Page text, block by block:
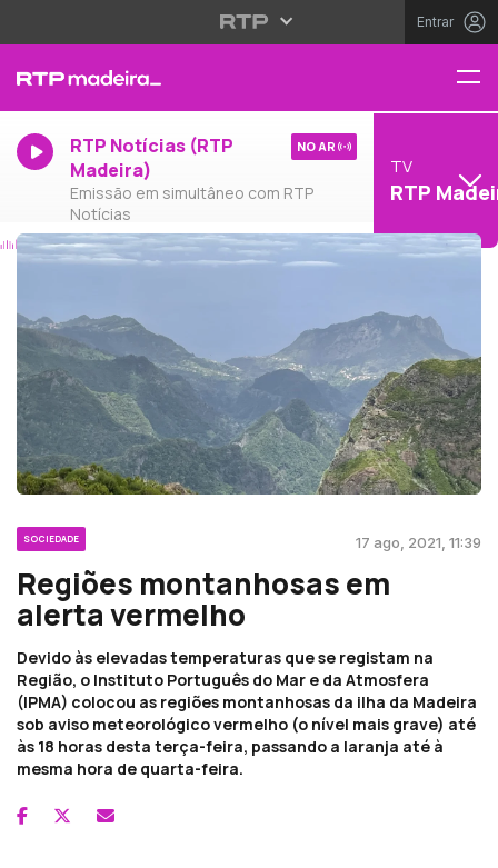
Entrar
RTP Notícias (RTP
Madeira)
Emissão em simultâneo com RTP
Notícias
NO AR
TV
RTP
SOCIEDADE 17 ago, 2021, 11:39
Regiões montanhosas em
alerta vermelho
Devido às elevadas temperaturas que se registam na
Região, o Instituto Português do Mar e da Atmosfera
(IPMA) colocou as regiões montanhosas da ilha da Madeira
sob aviso meteorológico vermelho (o nível mais grave) até
às 18 horas desta terça-feira, passando a laranja até à
mesma hora de quarta-feira.